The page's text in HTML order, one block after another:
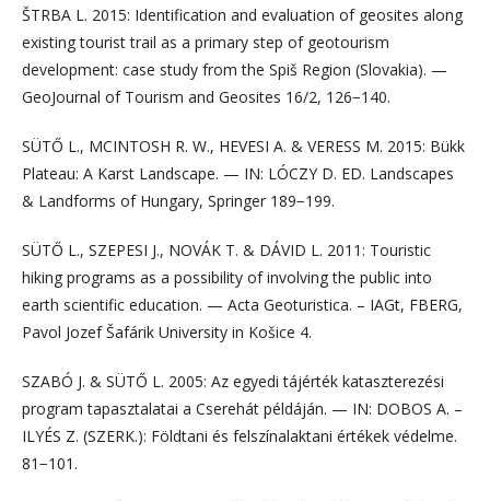
ŠTRBA L. 2015: Identification and evaluation of geosites along
existing tourist trail as a primary step of geotourism
development: case study from the Spiš Region (Slovakia). —
GeoJournal of Tourism and Geosites 16/2, 126−140.
SÜTŐ L., MCINTOSH R. W., HEVESI A. & VERESS M. 2015: Bükk
Plateau: A Karst Landscape. — IN: LÓCZY D. ED. Landscapes
& Landforms of Hungary, Springer 189−199.
SÜTŐ L., SZEPESI J., NOVÁK T. & DÁVID L. 2011: Touristic
hiking programs as a possibility of involving the public into
earth scientific education. — Acta Geoturistica. – IAGt, FBERG,
Pavol Jozef Šafárik University in Košice 4.
SZABÓ J. & SÜTŐ L. 2005: Az egyedi tájérték kataszterezési
program tapasztalatai a Cserehát példáján. — IN: DOBOS A. –
ILYÉS Z. (SZERK.): Földtani és felszínalaktani értékek védelme.
81−101.